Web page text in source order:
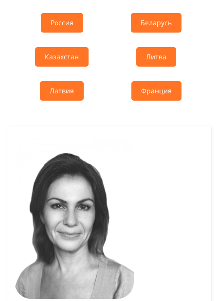
Россия Беларусь
Казахстан Литва
Латвия Франция